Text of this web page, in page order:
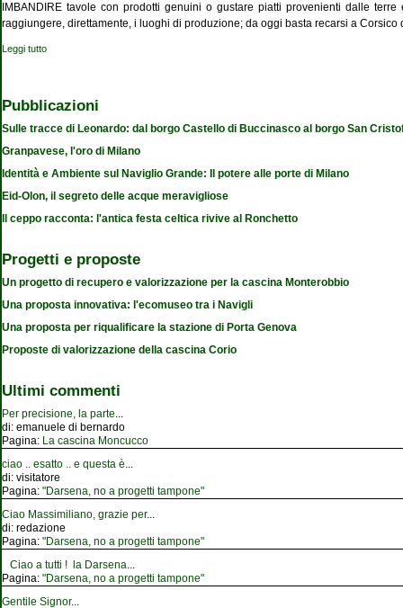
IMBANDIRE tavole con prodotti genuini o gustare piatti provenienti dalle
raggiungere, direttamente, i luoghi di produzione; da oggi basta recarsi a
Leggi tutto
Pubblicazioni
Sulle tracce di Leonardo: dal borgo Castello di Buccinasco al borgo San
Granpavese, l'oro di Milano
Identità e Ambiente sul Naviglio Grande: Il potere alle porte di Milano
Eid-Olon, il segreto delle acque meravigliose
Il ceppo racconta: l'antica festa celtica rivive al Ronchetto
Progetti e proposte
Un progetto di recupero e valorizzazione per la cascina Monterobbio
Una proposta innovativa: l'ecomuseo tra i Navigli
Una proposta per riqualificare la stazione di Porta Genova
Proposte di valorizzazione della cascina Corio
Ultimi commenti
Per precisione, la parte...
di: emanuele di bernardo
Pagina: La cascina Moncucco
ciao .. esatto .. e questa è...
di: visitatore
Pagina: "Darsena, no a progetti tampone"
Ciao Massimiliano, grazie per...
di: redazione
Pagina: "Darsena, no a progetti tampone"
Ciao a tutti ! la Darsena...
Pagina: "Darsena, no a progetti tampone"
Gentile Signor...